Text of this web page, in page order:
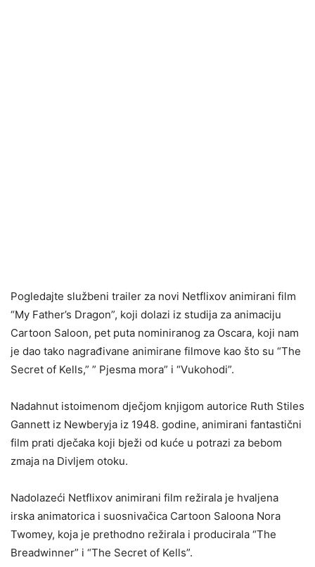
Pogledajte službeni trailer za novi Netflixov animirani film
“My Father’s Dragon”, koji dolazi iz studija za animaciju
Cartoon Saloon, pet puta nominiranog za Oscara, koji nam
je dao tako nagrađivane animirane filmove kao što su “The
Secret of Kells,” ” Pjesma mora” i “Vukohodi”.
Nadahnut istoimenom dječjom knjigom autorice Ruth Stiles
Gannett iz Newberyja iz 1948. godine, animirani fantastični
film prati dječaka koji bježi od kuće u potrazi za bebom
zmaja na Divljem otoku.
Nadolazeći Netflixov animirani film režirala je hvaljena
irska animatorica i suosnivačica Cartoon Saloona Nora
Twomey, koja je prethodno režirala i producirala “The
Breadwinner” i “The Secret of Kells”.